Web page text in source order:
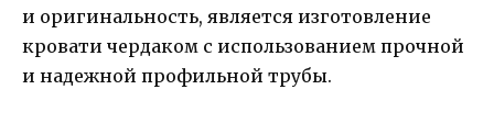
и оригинальность, является изготовление
кровати чердаком с использованием прочной
и надежной профильной трубы.